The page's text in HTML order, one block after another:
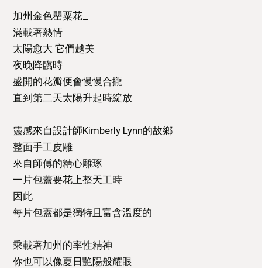
加州金色罌粟花_⁣
滿載著熱情⁣
太陽愈大 它們越美⁣
夜晚降臨時⁣
盛開的花瓣便會慢慢合攏⁣
直到第二天太陽升起時綻放⁣
靈感來自設計師Kimberly Lynn的故鄉⁣
整面手工皮雕⁣
來自師傅的精心雕琢⁣
一片包蓋要花上整天工時⁣
因此⁣
每片包蓋都是獨特且富含溫度的⁣
乘載著加州的率性精神⁣
你也可以像夏日艷陽般耀眼⁣